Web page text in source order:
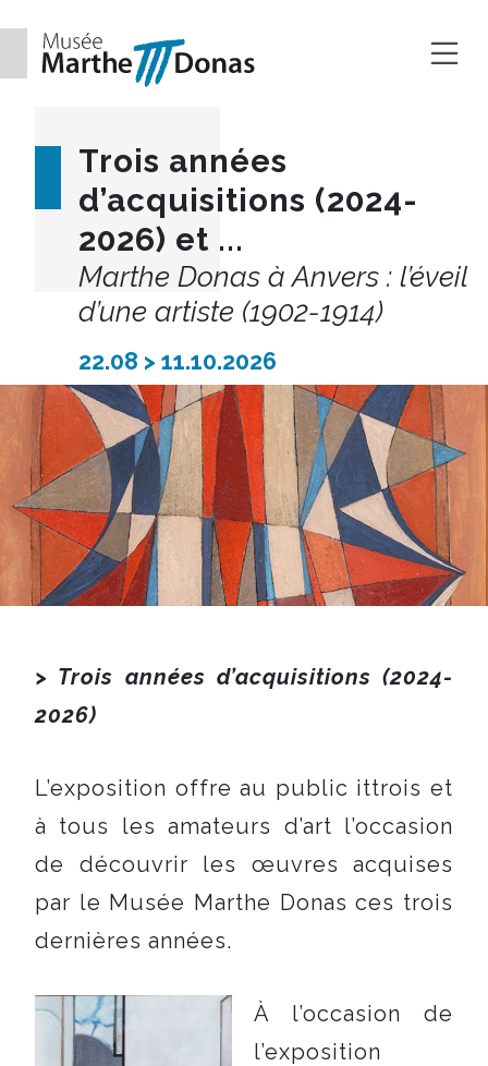
Trois années
d’acquisitions (2024-
2026) et ...
Marthe Donas à Anvers : l’éveil
d’une artiste (1902-1914)
22.08 > 11.10.2026
> Trois années d’acquisitions (2024-
2026)
L’exposition offre au public ittrois et
à tous les amateurs d’art l’occasion
de découvrir les œuvres acquises
par le Musée Marthe Donas ces trois
dernières années.
À l’occasion de
l’exposition